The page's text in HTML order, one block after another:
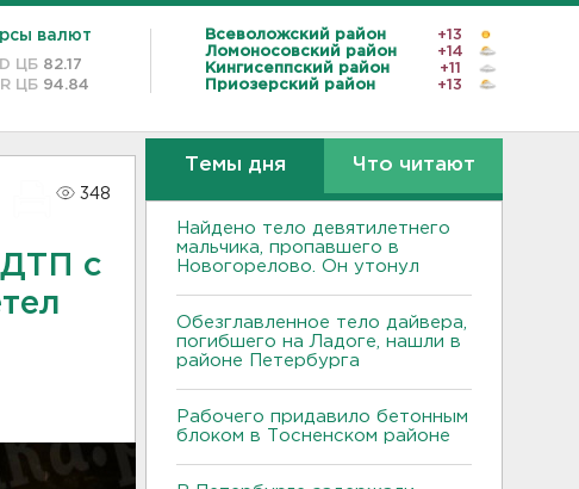
валют
ЦБ 82.17
ЦБ 94.84
Всеволожский район
+13
Ломоносовский район
+14
Кингисеппский район
+11
Приозерский район
+13
348
ДТП с
Темы дня Что читают
Найдено тело девятилетнего
мальчика, пропавшего в
Новогорелово. Он утонул
Обезглавленное тело дайвера,
погибшего на Ладоге, нашли в
районе Петербурга
Рабочего придавило бетонным
блоком в Тосненском районе